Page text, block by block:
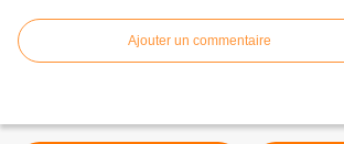
Ajouter un commentaire